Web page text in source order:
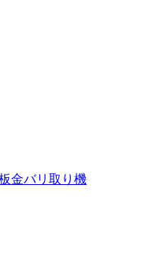
金バリ取り機